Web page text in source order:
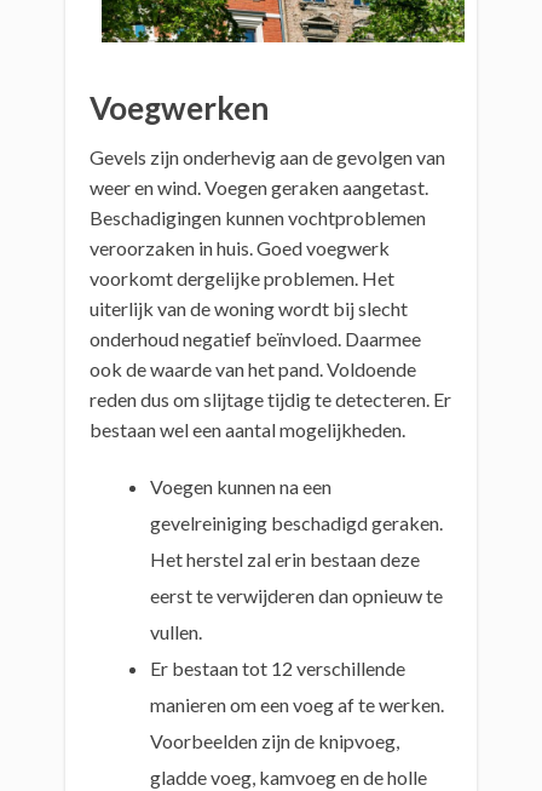
Voegwerken
Gevels zijn onderhevig aan de gevolgen van
weer en wind. Voegen geraken aangetast.
Beschadigingen kunnen vochtproblemen
veroorzaken in huis. Goed voegwerk
voorkomt dergelijke problemen. Het
uiterlijk van de woning wordt bij slecht
onderhoud negatief beïnvloed. Daarmee
ook de waarde van het pand. Voldoende
reden dus om slijtage tijdig te detecteren. Er
bestaan wel een aantal mogelijkheden.
Voegen kunnen na een
gevelreiniging beschadigd geraken.
Het herstel zal erin bestaan deze
eerst te verwijderen dan opnieuw te
vullen.
Er bestaan tot 12 verschillende
manieren om een voeg af te werken.
Voorbeelden zijn de knipvoeg,
gladde voeg, kamvoeg en de holle